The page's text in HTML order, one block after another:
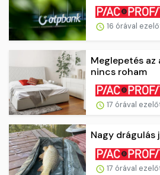
16 órával
Meglepetés
nincs roham
17 órával
Nagy
17 órával